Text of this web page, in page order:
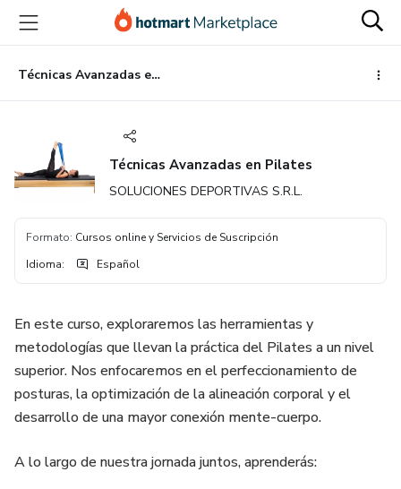
principal
página
de
página
Técnicas Avanzadas en Pilates
Técnicas Avanzadas en Pilates
SOLUCIONES DEPORTIVAS S.R.L.
Formato: Cursos online y Servicios de Suscripción
Idioma: Español
En este curso, exploraremos las herramientas y
metodologías que llevan la práctica del Pilates a un nivel
superior. Nos enfocaremos en el perfeccionamiento de
posturas, la optimización de la alineación corporal y el
desarrollo de una mayor conexión mente-cuerpo.
A lo largo de nuestra jornada juntos, aprenderás: